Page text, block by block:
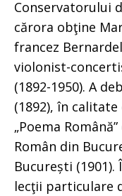
Conservatorului
cărora obţine
francez
violonist-
(1892-1950). A
(1892), în
„Poema
Român din
București (1901).
lecţii particulare